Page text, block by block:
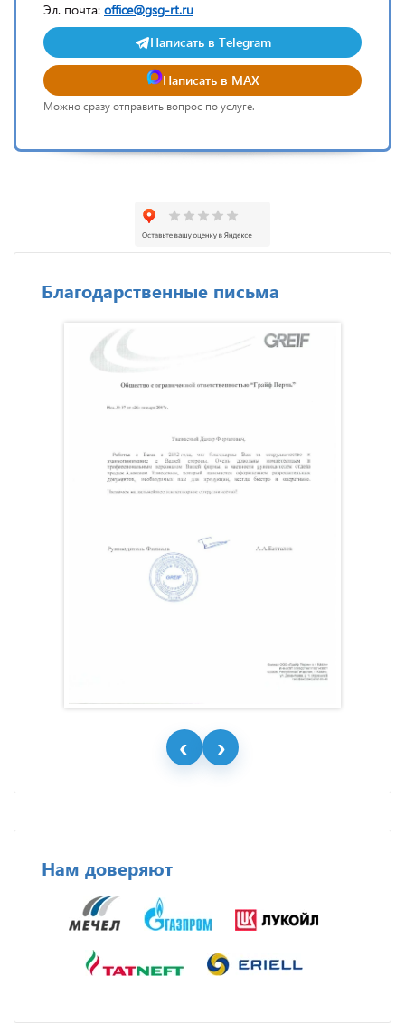
Эл. почта: office@gsg-rt.ru
Написать в Telegram
Написать в MAX
Можно сразу отправить вопрос по услуге.
Благодарственные письма
Нам доверяют